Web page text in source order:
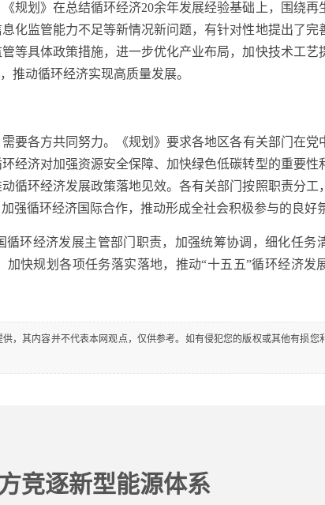
划》在总结循环经济20余年发展经验基础上，围绕再
化监管能力不足等新情况新问题，有针对性地提出了完
等具体政策措施，进一步优化产业布局，加快技术工艺
推动循环经济实现高质量发展。
要各方共同努力。《规划》要求各地区各有关部门在党
经济对加强资源安全保障、加快绿色低碳转型的重要性
循环经济发展政策落地见效。各有关部门按照职责分工
强循环经济国际合作，推动形成全社会积极参与的良好
经济发展主管部门职责，加强统筹协调，细化任务
快规划各项任务落实落地，推动“十五五”循环经济发
，其内容并不代表本网观点，仅供参考。如有侵犯您的版权或其他有损您
竞逐新型能源体系